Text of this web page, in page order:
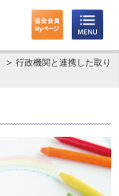
行政機関と連携した取り